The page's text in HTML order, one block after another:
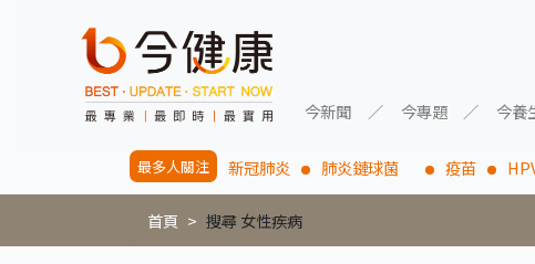
今新聞 今專題 今養
最多人關注 新冠肺炎 肺炎鏈球菌 疫苗
首頁 搜尋 女性疾病